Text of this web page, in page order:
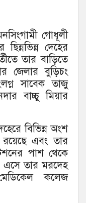
গোধূলী
দেহের
তার বাড়িতে
জেলার বুড়িচং
সাবেক তাজু
বাচ্চু মিয়ার
বিভিন্ন অংশ
রয়েছে এবং তার
পাশ থেকে
এসে তার মরদেহ
কলেজ